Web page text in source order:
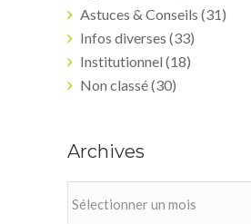
Astuces & Conseils (31)
Infos diverses (33)
Institutionnel (18)
Non classé(30)
Archives